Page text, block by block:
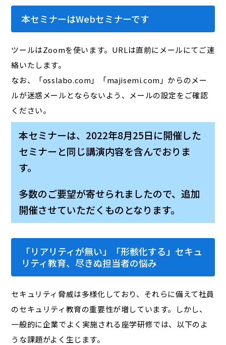
本セミナーはWebセミナーです
ツールはZoomを使います。URLは直前にメールにてご連
絡いたします。
なお、「osslabo.com」「majisemi.com」からのメー
ルが迷惑メールとならないよう、メールの設定をご確認
ください。
本セミナーは、2022年8月25日に開催した
セミナーと同じ講演内容を含んでおりま
す。
多数のご要望が寄せられましたので、追加
開催させていただくものとなります。
「リアリティが無い」「形骸化する」セキュ
リティ教育、尽きぬ担当者の悩み
セキュリティ脅威は多様化しており、それらに備えて社員
のセキュリティ教育の重要性が増しています。しかし、
一般的に企業でよく実施される座学研修では、以下のよ
うな課題がよく生じます。